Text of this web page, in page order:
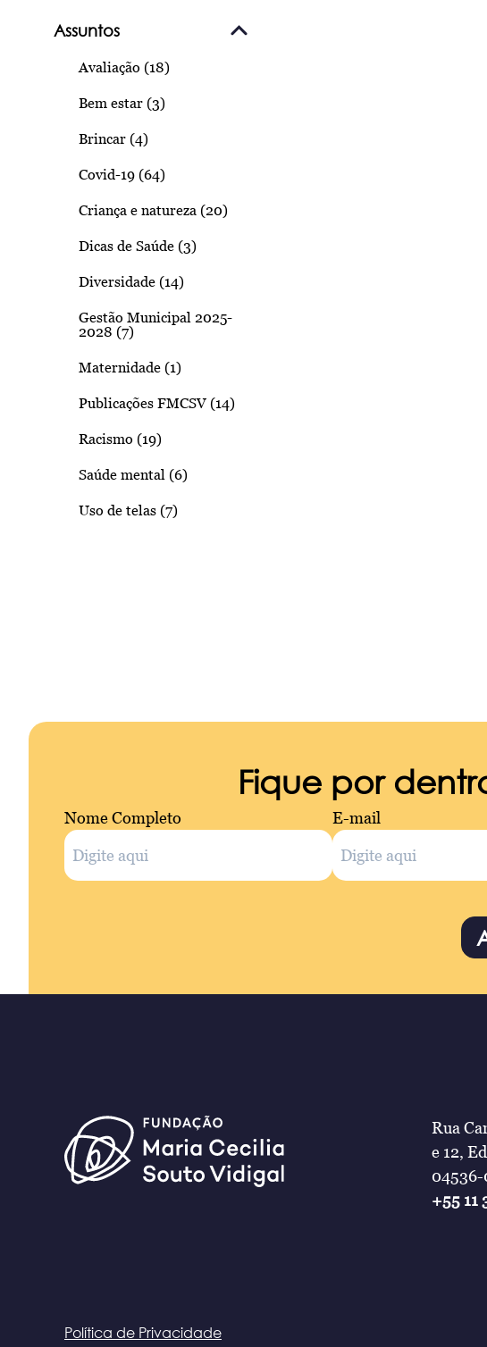
Assuntos
Avaliação (18)
Bem estar (3)
Brincar (4)
Covid-19 (64)
Criança e natureza (20)
Dicas de Saúde (3)
Diversidade (14)
Gestão Municipal 2025-
2028 (7)
Maternidade (1)
Publicações FMCSV (14)
Racismo (19)
Saúde mental (6)
Uso de telas (7)
Fique por
Nome Completo E-mail
Rua
e 12,
04536-
+55 11
Política de Privacidade